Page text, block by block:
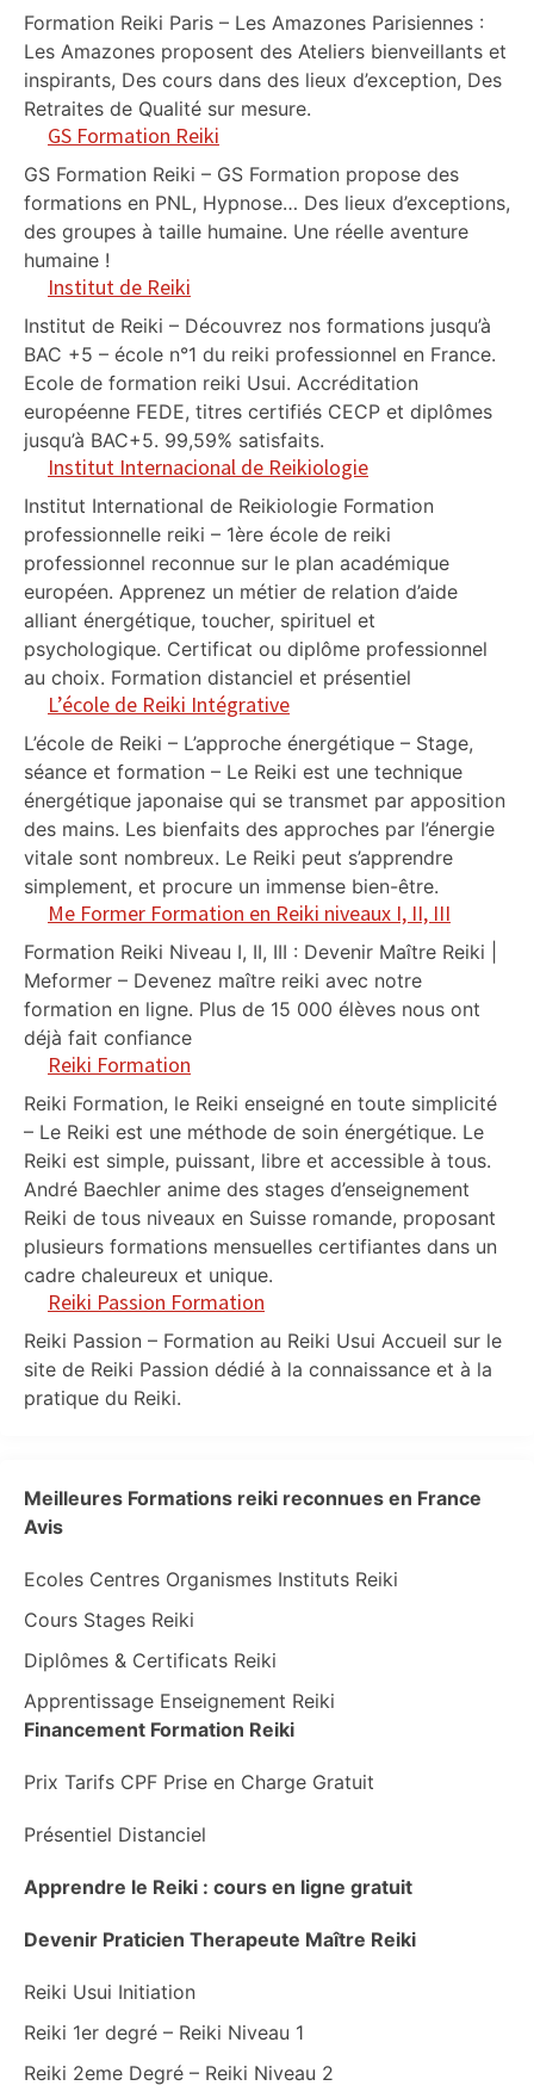
Formation Reiki Paris – Les Amazones Parisiennes :
Les Amazones proposent des Ateliers bienveillants et
inspirants, Des cours dans des lieux d’exception, Des
Retraites de Qualité sur mesure.
GS Formation Reiki
GS Formation Reiki – GS Formation propose des
formations en PNL, Hypnose… Des lieux d’exceptions,
des groupes à taille humaine. Une réelle aventure
humaine !
Institut de Reiki
Institut de Reiki – Découvrez nos formations jusqu’à
BAC +5 – école n°1 du reiki professionnel en France.
Ecole de formation reiki Usui. Accréditation
européenne FEDE, titres certifiés CECP et diplômes
jusqu’à BAC+5. 99,59% satisfaits.
Institut Internacional de Reikiologie
Institut International de Reikiologie Formation
professionnelle reiki – 1ère école de reiki
professionnel reconnue sur le plan académique
européen. Apprenez un métier de relation d’aide
alliant énergétique, toucher, spirituel et
psychologique. Certificat ou diplôme professionnel
au choix. Formation distanciel et présentiel
L’école de Reiki Intégrative
L’école de Reiki – L’approche énergétique – Stage,
séance et formation – Le Reiki est une technique
énergétique japonaise qui se transmet par apposition
des mains. Les bienfaits des approches par l’énergie
vitale sont nombreux. Le Reiki peut s’apprendre
simplement, et procure un immense bien-être.
Me Former Formation en Reiki niveaux I, II, III
Formation Reiki Niveau I, II, III : Devenir Maître Reiki |
Meformer – Devenez maître reiki avec notre
formation en ligne. Plus de 15 000 élèves nous ont
déjà fait confiance
Reiki Formation
Reiki Formation, le Reiki enseigné en toute simplicité
– Le Reiki est une méthode de soin énergétique. Le
Reiki est simple, puissant, libre et accessible à tous.
André Baechler anime des stages d’enseignement
Reiki de tous niveaux en Suisse romande, proposant
plusieurs formations mensuelles certifiantes dans un
cadre chaleureux et unique.
Reiki Passion Formation
Reiki Passion – Formation au Reiki Usui Accueil sur le
site de Reiki Passion dédié à la connaissance et à la
pratique du Reiki.
Meilleures Formations reiki reconnues en France
Avis
Ecoles Centres Organismes Instituts Reiki
Cours Stages Reiki
Diplômes & Certificats Reiki
Apprentissage Enseignement Reiki
Financement Formation Reiki
Prix Tarifs CPF Prise en Charge Gratuit
Présentiel Distanciel
Apprendre le Reiki : cours en ligne gratuit
Devenir Praticien Therapeute Maître Reiki
Reiki Usui Initiation
Reiki 1er degré – Reiki Niveau 1
Reiki 2eme Degré – Reiki Niveau 2